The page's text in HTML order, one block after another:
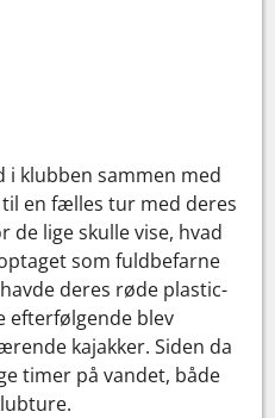
i klubben sammen med
en fælles tur med deres
de lige skulle vise, hvad
som fuldbefarne
deres røde plastic-
efterfølgende blev
kajakker. Siden da
timer på vandet, både